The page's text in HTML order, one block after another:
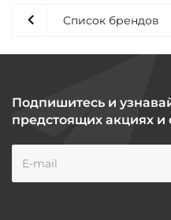
Список брендов
Подпишитесь и
предстоящих акциях и